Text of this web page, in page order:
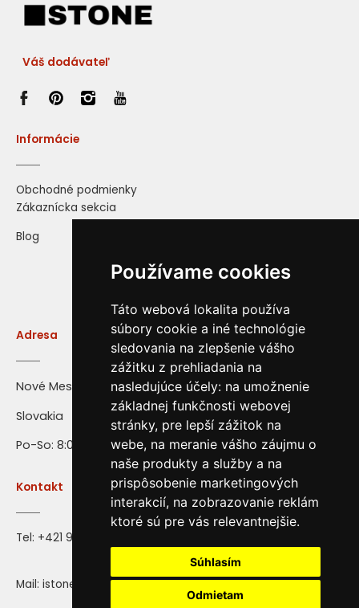
Používame cookies
Táto webová lokalita používa
súbory cookie a iné technológie
sledovania na zlepšenie vášho
zážitku z prehliadania na
nasledujúce účely: na umožnenie
základnej funkčnosti webovej
stránky, pre lepší zážitok na
webe, na meranie vášho záujmu o
naše produkty a služby a na
prispôsobenie marketingových
interakcií, na zobrazovanie reklám
ktoré sú pre vás relevantnejšie.
Súhlasím
Odmietam
Váš dodávateľ
Informácie
Obchodné podmienky
Zákaznícka sekcia
Blog
Adresa
Nové Mesto nad Váhom
Slovakia
Po-So: 8:00 - 16:00
Kontakt
Tel: +421 917 28 71 72
Mail: istone@istone.sk